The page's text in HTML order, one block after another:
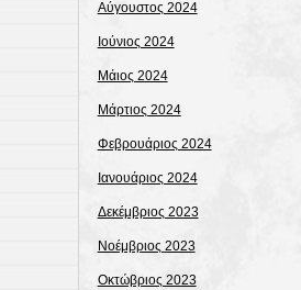
Αύγουστος 2024
Ιούνιος 2024
Μάιος 2024
Μάρτιος 2024
Φεβρουάριος 2024
Ιανουάριος 2024
Δεκέμβριος 2023
Νοέμβριος 2023
Οκτώβριος 2023